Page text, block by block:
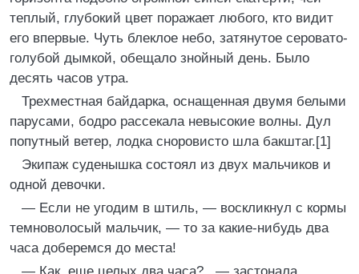
теплый, глубокий цвет поражает любого, кто видит
его впервые. Чуть блеклое небо, затянутое серовато-
голубой дымкой, обещало знойный день. Было
десять часов утра.
Трехместная байдарка, оснащенная двумя белыми
парусами, бодро рассекала невысокие волны. Дул
попутный ветер, лодка сноровисто шла бакштаг.[1]
Экипаж суденышка состоял из двух мальчиков и
одной девочки.
— Если не угодим в штиль, — воскликнул с кормы
темноволосый мальчик, — то за какие-нибудь два
часа доберемся до места!